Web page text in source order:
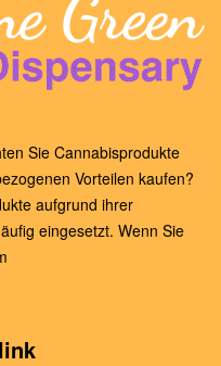
Sie Cannabisprodukte
Vorteilen kaufen?
aufgrund ihrer
eingesetzt. Wenn Sie